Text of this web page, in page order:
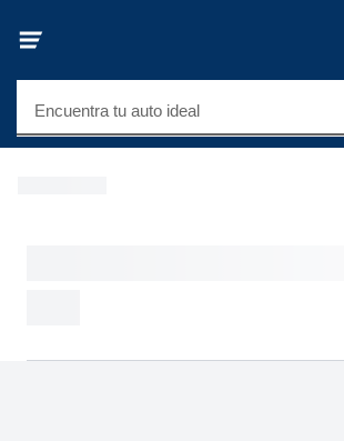
Encuentra tu auto ideal